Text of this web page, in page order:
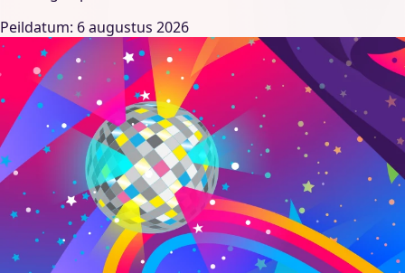
Peildatum: 6 augustus 2026